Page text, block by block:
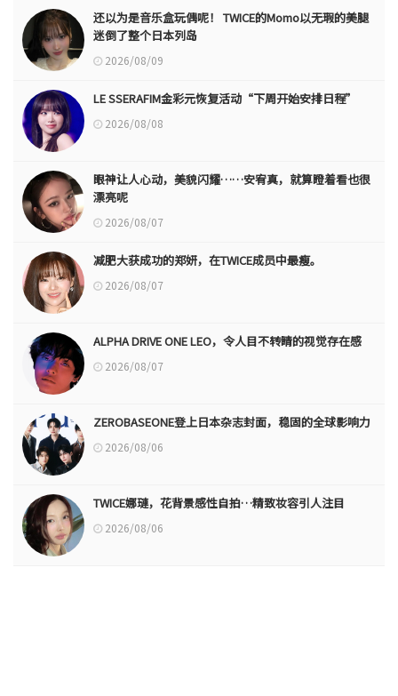
还以为是音乐盒玩偶呢！ TWICE的Momo以无瑕的美腿
迷倒了整个日本列岛
2026/08/09
LE SSERAFIM金彩元恢复活动“下周开始安排日程”
2026/08/08
眼神让人心动，美貌闪耀……安宥真，就算瞪着看也很
漂亮呢
2026/08/07
减肥大获成功的郑妍，在TWICE成员中最瘦。
2026/08/07
ALPHA DRIVE ONE LEO，令人目不转睛的视觉存在感
2026/08/07
ZEROBASEONE登上日本杂志封面，稳固的全球影响力
2026/08/06
TWICE娜璉，花背景感性自拍…精致妆容引人注目
2026/08/06